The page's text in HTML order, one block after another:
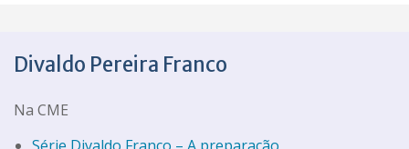
Divaldo Pereira Franco
Na CME